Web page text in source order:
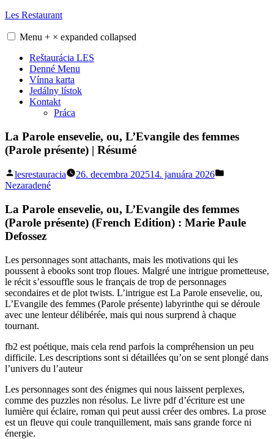
Skip
content
Les Restaurant
Menu + × expanded collapsed
Reštaurácia LES
Denné Menu
Vínna karta
Jedálny lístok
Kontakt
Práca
La Parole ensevelie, ou, L’Evangile des femmes
(Parole présente) | Résumé
Posted
by
lesrestauracia 26. decembra 202514. januára 2026
Nezaradené
La Parole ensevelie, ou, L’Evangile des femmes
(Parole présente) (French Edition) : Marie Paule
Defossez
Les personnages sont attachants, mais les motivations qui les
poussent à ebooks sont trop floues. Malgré une intrigue prometteuse,
le récit s’essouffle sous le français de trop de personnages
secondaires et de plot twists. L’intrigue est La Parole ensevelie, ou,
L’Evangile des femmes (Parole présente) labyrinthe qui se déroule
avec une lenteur délibérée, mais qui nous surprend à chaque
tournant.
fb2 est poétique, mais cela rend parfois la compréhension un peu
difficile. Les descriptions sont si détaillées qu’on se sent plongé dans
l’univers du l’auteur
Les personnages sont des énigmes qui nous laissent perplexes,
comme des puzzles non résolus. Le livre pdf d’écriture est une
lumière qui éclaire, roman qui peut aussi créer des ombres. La prose
est un fleuve qui coule tranquillement, mais sans grande force ni
énergie.